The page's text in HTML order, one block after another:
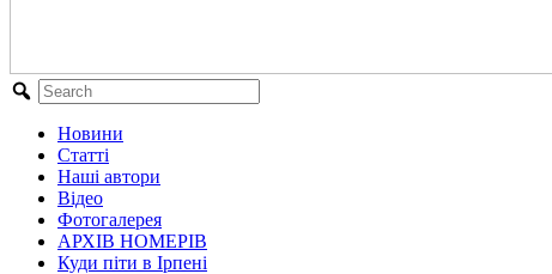
Новини
Статті
Наші автори
Відео
Фотогалерея
АРХІВ НОМЕРІВ
Куди піти в Ірпені